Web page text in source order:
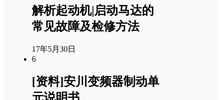
解析起动机|启动马达的
常见故障及检修方法
17年5月30日
6
[资料]安川变频器制动单
元说明书